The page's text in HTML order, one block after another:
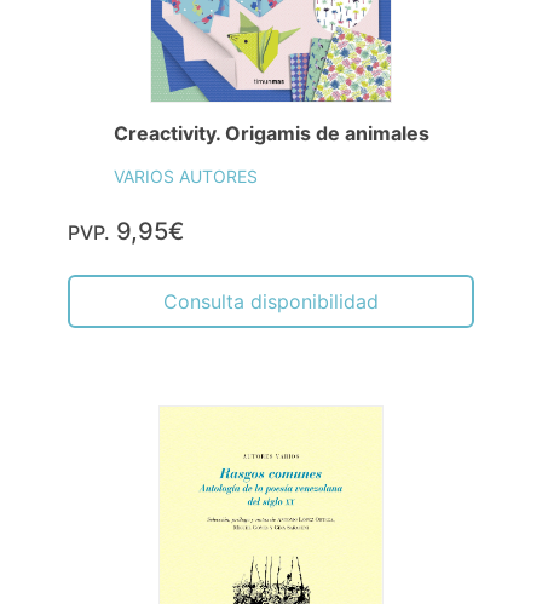
Creactivity. Origamis de animales
VARIOS AUTORES
PVP. 9,95€
Consulta disponibilidad